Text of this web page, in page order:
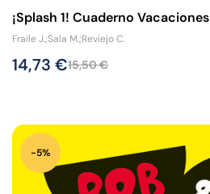
¡Splash 1! Cuaderno Vacaciones
Fraile J.;Sala M.;Reviejo C.
15,50€
14,73 €
-5%